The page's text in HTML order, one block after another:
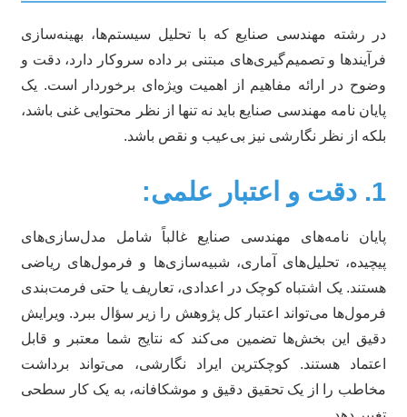
رشته مهندسی صنایع که با تحلیل سیستم‌ها، بهینه‌سازی
و تصمیم‌گیری‌های مبتنی بر داده سروکار دارد، دقت و
در ارائه مفاهیم از اهمیت ویژه‌ای برخوردار است. یک
نامه مهندسی صنایع باید نه تنها از نظر محتوایی غنی باشد،
از نظر نگارشی نیز بی‌عیب و نقص باشد.
نامه‌های مهندسی صنایع غالباً شامل مدل‌سازی‌های
تحلیل‌های آماری، شبیه‌سازی‌ها و فرمول‌های ریاضی
یک اشتباه کوچک در اعدادی، تعاریف یا حتی فرمت‌بندی
می‌تواند اعتبار کل پژوهش را زیر سؤال ببرد. ویرایش
این بخش‌ها تضمین می‌کند که نتایج شما معتبر و قابل
هستند. کوچکترین ایراد نگارشی، می‌تواند برداشت
را از یک تحقیق دقیق و موشکافانه، به یک کار سطحی